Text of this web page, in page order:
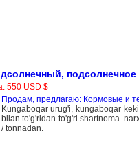
подсолнечное
550 USD $
Продам, предлагаю: Кормовые и
Kungaboqar urug'i, kungaboqar
bilan to'g'ridan-to'g'ri shartnoma.
/ tonnadan.